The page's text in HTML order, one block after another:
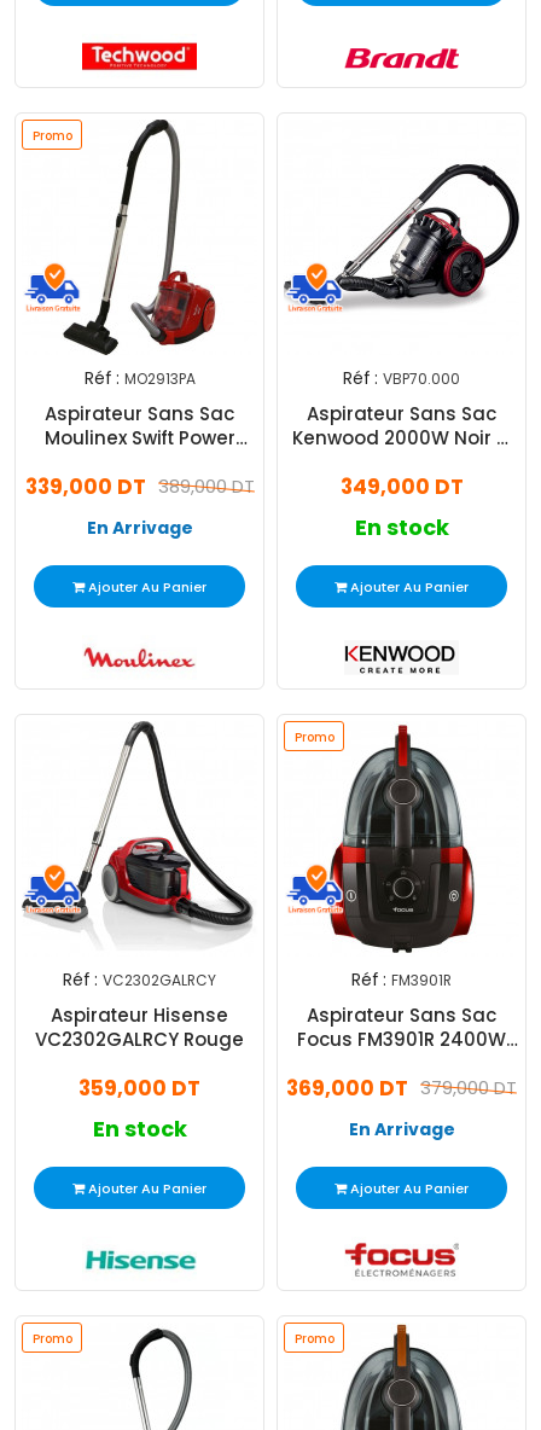
Promo
Réf : MO2913PA
Aspirateur Sans Sac
Moulinex Swift Power
750W Rouge389,000 DT
339,000 DT
En Arrivage
Ajouter Au Panier
Réf : VBP70.000
Aspirateur Sans Sac
Kenwood 2000W Noir &
349,000 DT
En stock
Ajouter Au Panier
Réf : VC2302GALRCY
Aspirateur Hisense
VC2302GALRCY Rouge
359,000 DT
En stock
Ajouter Au Panier
Promo
Réf : FM3901R
Aspirateur Sans Sac
Focus FM3901R 2400W
379,000 DT
369,000 DT
En Arrivage
Ajouter Au Panier
Promo Promo